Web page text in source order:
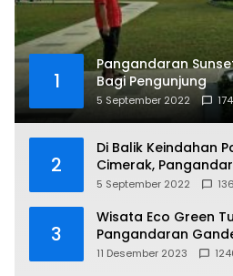
1
Pangandaran
Bagi Pengunjung
5 September 2022
2
Di Balik Keindahan
Cimerak,
5 September 2022
3
Wisata Eco Green
Pangandaran
11 Desember 2023